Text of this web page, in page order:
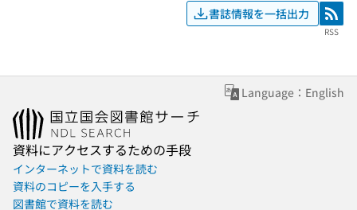
書誌情報を一括出力 RSS
RSS
Language：English
資料にアクセスするための手段
インターネットで資料を読む
資料のコピーを入手する
図書館で資料を読む